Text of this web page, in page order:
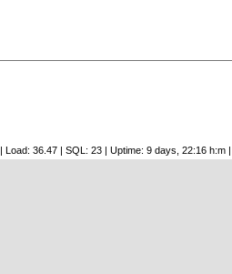
| Load: 36.47 | SQL: 23 | Uptime: 9 days, 22:16